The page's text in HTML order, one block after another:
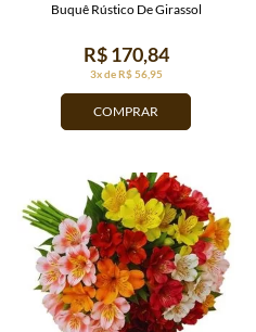
COMPRAR
3x de R$ 56,95
R$ 170,84
Buquê Rústico De Girassol